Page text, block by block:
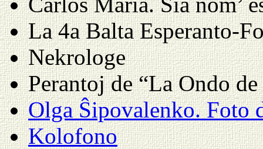
La 4a Balta Esperanto-
Nekrologe
Perantoj de “La Ondo
Olga Ŝipovalenko. Foto
Kolofono